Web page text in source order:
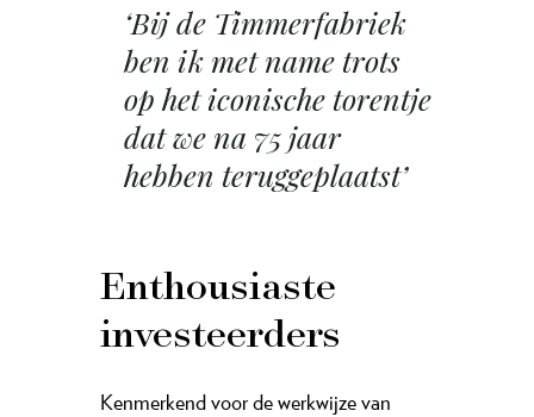
‘Bij de Timmerfabriek
ben ik met name trots
op het iconische torentje
dat we na 75 jaar
hebben teruggeplaatst’
Enthousiaste
investeerders
Kenmerkend voor de werkwijze van